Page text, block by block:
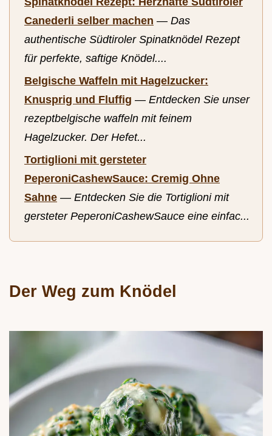
Canederli selber machen — Das
authentische Südtiroler Spinatknödel Rezept
für perfekte, saftige Knödel....
Belgische Waffeln mit Hagelzucker:
Knusprig und Fluffig — Entdecken Sie unser
rezeptbelgische waffeln mit feinem
Hagelzucker. Der Hefet...
Tortiglioni mit gersteter
PeperoniCashewSauce: Cremig Ohne
Sahne — Entdecken Sie die Tortiglioni mit
gersteter PeperoniCashewSauce eine einfac...
Der Weg zum Knödel